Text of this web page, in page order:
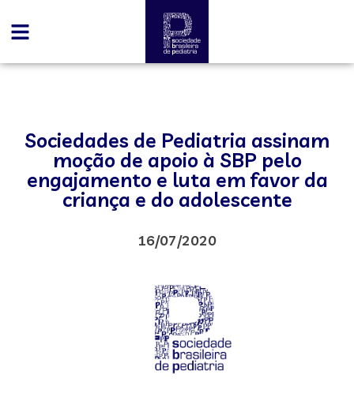
Sociedades de Pediatria assinam
moção de apoio à SBP pelo
engajamento e luta em favor da
criança e do adolescente
16/07/2020